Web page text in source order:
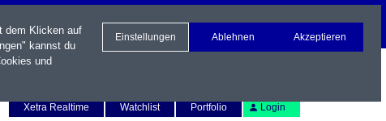
Xetra Realtime
Watchlist Portfolio Login
dem Klicken auf
kannst du
und
Einstellungen Ablehnen Akzeptieren